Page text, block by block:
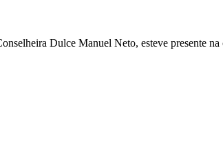
Dulce Manuel Neto, esteve presente